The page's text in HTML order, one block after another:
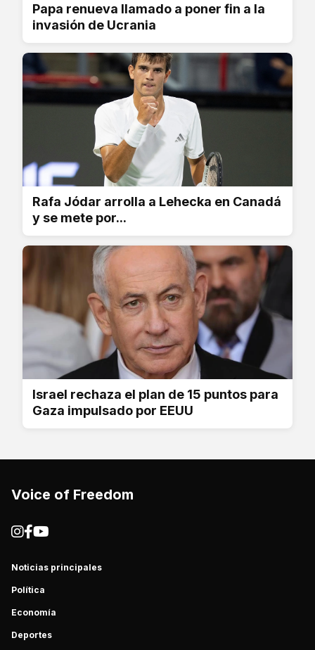
Papa renueva llamado a poner fin a la
invasión de Ucrania
Rafa Jódar arrolla a Lehecka en Canadá
y se mete por...
Israel rechaza el plan de 15 puntos para
Gaza impulsado por EEUU
Voice of Freedom
Noticias principales
Política
Economía
Deportes